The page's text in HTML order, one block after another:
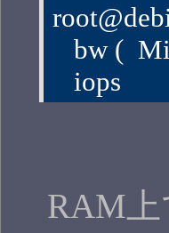
bw (
iops
RAM上